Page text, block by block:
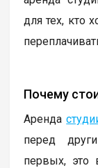
для тех, кто
Почему
Аренда
перед
первых, это